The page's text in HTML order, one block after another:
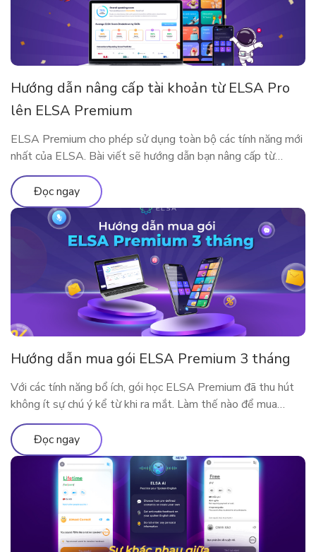
Hướng dẫn nâng cấp tài khoản từ ELSA Pro
lên ELSA Premium
ELSA Premium cho phép sử dụng toàn bộ các tính năng mới
nhất của ELSA. Bài viết sẽ hướng dẫn bạn nâng cấp từ
ELSA Pro lên ELSA Premium nhé!
Đọc ngay
Hướng dẫn mua gói ELSA Premium 3 tháng
Với các tính năng bổ ích, gói học ELSA Premium đã thu hút
không ít sự chú ý kể từ khi ra mắt. Làm thế nào để mua
ELSA Premium 3 tháng?
Đọc ngay